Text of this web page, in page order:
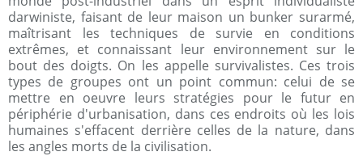
darwiniste, faisant de leur maison un bunker surarmé,
maîtrisant les techniques de survie en conditions
extrêmes, et connaissant leur environnement sur le
bout des doigts. On les appelle survivalistes. Ces trois
types de groupes ont un point commun: celui de se
mettre en oeuvre leurs stratégies pour le futur en
périphérie d'urbanisation, dans ces endroits où les lois
humaines s'effacent derrière celles de la nature, dans
les angles morts de la civilisation.